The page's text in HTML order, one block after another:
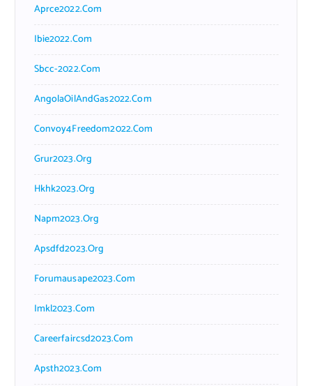
Aprce2022.com
Ibie2022.com
Sbcc-2022.com
AngolaOilAndGas2022.com
Convoy4Freedom2022.com
Grur2023.org
Hkhk2023.org
Napm2023.org
Apsdfd2023.org
Forumausape2023.com
Imkl2023.com
Careerfaircsd2023.com
Apsth2023.com